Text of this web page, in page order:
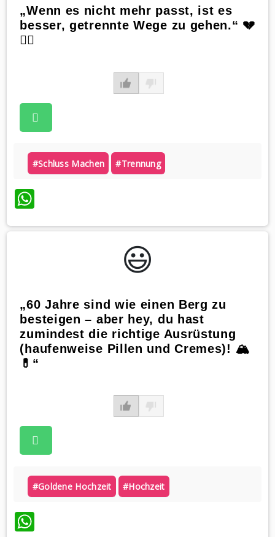
„Wenn es nicht mehr passt, ist es
besser, getrennte Wege zu gehen.“ 💔
🚶‍♂️
#schluss Machen #trennung
WhatsApp
😃️
„60 Jahre sind wie einen Berg zu
besteigen – aber hey, du hast
zumindest die richtige Ausrüstung
(haufenweise Pillen und Cremes)! 🏔️
💊“
#goldene Hochzeit #hochzeit
WhatsApp